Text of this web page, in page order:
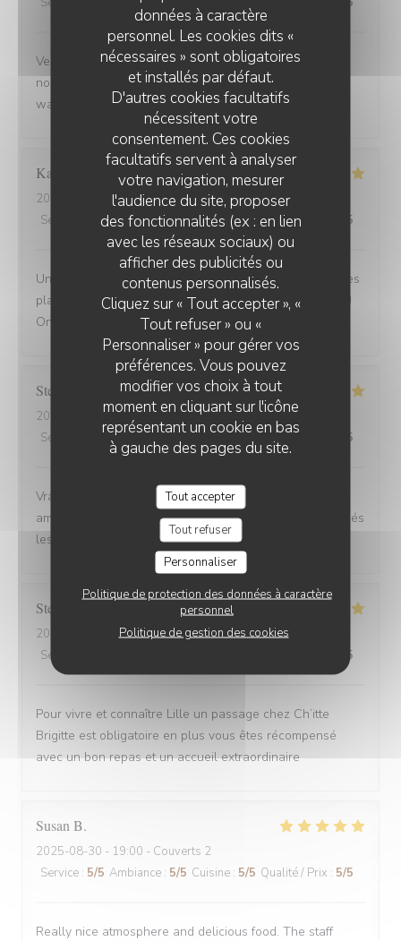
données à caractère
personnel. Les cookies dits «
nécessaires » sont obligatoires
et installés par défaut.
D'autres cookies facultatifs
nécessitent votre
consentement. Ces cookies
facultatifs servent à analyser
votre navigation, mesurer
l'audience du site, proposer
des fonctionnalités (ex : en lien
avec les réseaux sociaux) ou
afficher des publicités ou
contenus personnalisés.
Cliquez sur « Tout accepter », «
Tout refuser » ou «
Personnaliser » pour gérer vos
préférences. Vous pouvez
modifier vos choix à tout
moment en cliquant sur l'icône
représentant un cookie en bas
à gauche des pages du site.
Tout accepter
Tout refuser
Personnaliser
Politique de protection des données à caractère
personnel
Politique de gestion des cookies
Venue avec des amis de Belfort.super bien accueillis,
nous avons beaucoup apprécié la carbonade et le
waterzoi de poissons Nous reviendrons
Karine
2025-08-30
- 21:15 - Couverts 4
Service
/5 Ambiance: 5/5 Cuisine :5/5 Qualité / Prix /5
Une adresse a absolument découvrir ! Une ambiance,des
plats tous délicieux,un personnel attentionné et réactif !!
On reviendra....
Stefano
2025-08-30
- 12:00 - Couverts 6
Service
/5 Ambiance: 5 /5 Cuisine: 5/5 Qualité / Prix /5
Vrai Estaminet du Nord, nourriture excellente, uste a
ameillorer le rytme de sortie des plats, pas tjs coordonnés
les frites avec les plats principaux.
Stefan
2025-08-30
- 21:15 - Couverts 2
Service
/5
Pour vivre et connaître Lille un passage chez Ch’itte
Brigitte est obligatoire en plus vous êtes récompensé
avec un bon repas et un accueil extraordinaire
Susan B
2025-08-30 - 19:00 - Couverts 2
Service : 5/5 Ambiance : 5/5 Cuisine : 5/5 Qualité / Prix : 5/5
Really nice atmosphere and delicious food. The staff